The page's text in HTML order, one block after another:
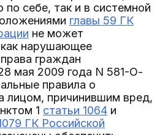
по себе, так и в системной
главы 59 ГК
не может
нарушающее
граждан
мая 2009 года N 581-О-
правила о
лицом, причинившим вред,
1 статьи 1064 и
ГК Российской